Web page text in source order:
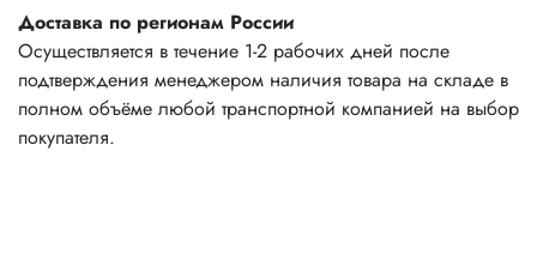
Доставка по регионам России
Осуществляется в течение 1-2 рабочих дней после
подтверждения менеджером наличия товара на складе в
полном объёме любой транспортной компанией на выбор
покупателя.